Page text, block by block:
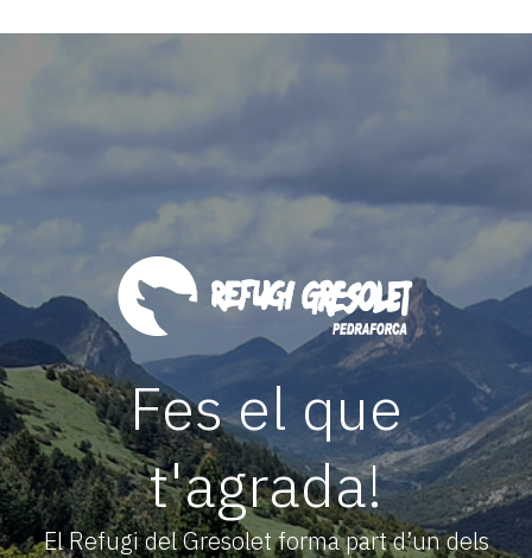
Fes el que
t'agrada!
El Refugi del Gresolet forma part d’un dels